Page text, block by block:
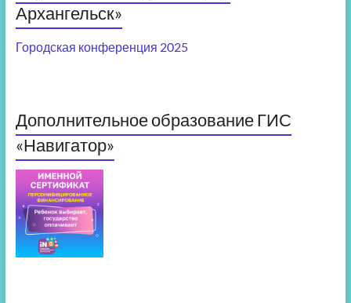
Архангельск»
Городская конференция 2025
Дополнительное образование ГИС
«Навигатор»